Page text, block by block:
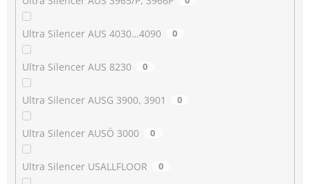
Ultra Silencer AUS 4030…4090 0
Ultra Silencer AUS 8230 0
Ultra Silencer AUSG 3900, 3901 0
Ultra Silencer AUSÖ 3000 0
Ultra Silencer USALLFLOOR 0